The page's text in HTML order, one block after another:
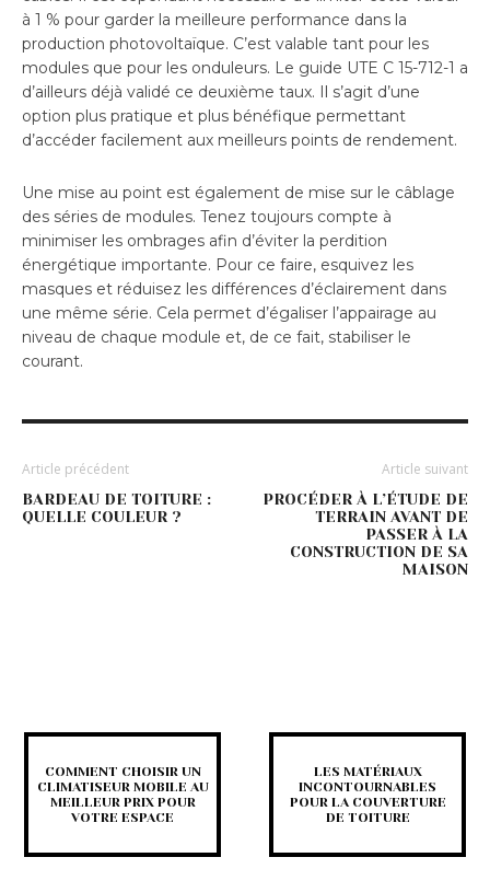
à 1 % pour garder la meilleure performance dans la
production photovoltaïque. C’est valable tant pour les
modules que pour les onduleurs. Le guide UTE C 15-712-1 a
d’ailleurs déjà validé ce deuxième taux. Il s’agit d’une
option plus pratique et plus bénéfique permettant
d’accéder facilement aux meilleurs points de rendement.
Une mise au point est également de mise sur le câblage
des séries de modules. Tenez toujours compte à
minimiser les ombrages afin d’éviter la perdition
énergétique importante. Pour ce faire, esquivez les
masques et réduisez les différences d’éclairement dans
une même série. Cela permet d’égaliser l’appairage au
niveau de chaque module et, de ce fait, stabiliser le
courant.
Article précédent
BARDEAU DE TOITURE :
QUELLE COULEUR ?
Article suivant
PROCÉDER À L’ÉTUDE DE
TERRAIN AVANT DE
PASSER À LA
CONSTRUCTION DE SA
MAISON
COMMENT CHOISIR UN
CLIMATISEUR MOBILE AU
MEILLEUR PRIX POUR
VOTRE ESPACE
LES MATÉRIAUX
INCONTOURNABLES
POUR LA COUVERTURE
DE TOITURE